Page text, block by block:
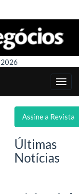
Assine a Revista
Últimas
Notícias